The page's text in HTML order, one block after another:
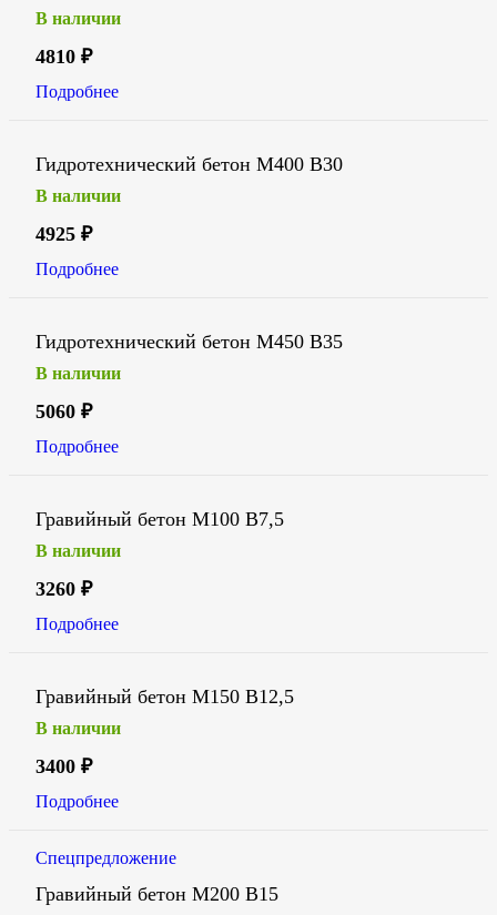
В наличии
4810 ₽
Подробнее
Гидротехнический бетон М400 В30
В наличии
4925 ₽
Подробнее
Гидротехнический бетон М450 В35
В наличии
5060 ₽
Подробнее
Гравийный бетон М100 В7,5
В наличии
3260 ₽
Подробнее
Гравийный бетон М150 В12,5
В наличии
3400 ₽
Подробнее
Спецпредложение
Гравийный бетон М200 В15